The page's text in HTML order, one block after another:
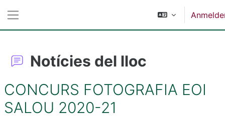
Notícies del lloc
CONCURS FOTOGRAFIA EOI
SALOU 2020-21